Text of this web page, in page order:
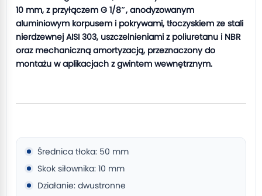
10 mm, z przyłączem G 1/8″, anodyzowanym
aluminiowym korpusem i pokrywami, tłoczyskiem ze stali
nierdzewnej AISI 303, uszczelnieniami z poliuretanu i NBR
oraz mechaniczną amortyzacją, przeznaczony do
montażu w aplikacjach z gwintem wewnętrznym.
Średnica tłoka: 50 mm
Skok siłownika: 10 mm
Działanie: dwustronne